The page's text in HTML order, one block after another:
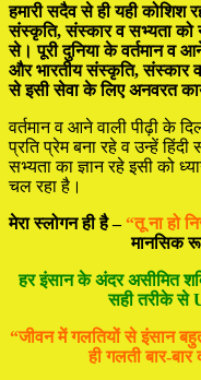
हमारी सदैव से ही यही कोशिश
संस्कृति, संस्कार व सभ्यता को
से। पूरी दुनिया के वर्तमान व आने
और भारतीय संस्कृति, संस्कार
से इसी सेवा के लिए अनवरत
वर्तमान व आने वाली पीढ़ी के
प्रति प्रेम बना रहे व उन्हें
सभ्यता का ज्ञान रहे इसी को
चल रहा है।
मेरा स्लोगन ही है –“तू ना हो
मानसिक
हर इंसान के अंदर असीमित
सही तरीके से
“जीवन में गलतियों से इंसान
ही गलती बार-